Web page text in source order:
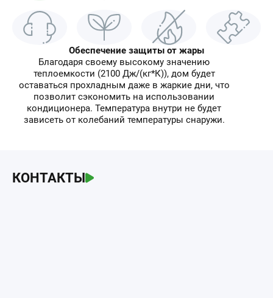
Обеспечение защиты от жары
Благодаря своему высокому значению
теплоемкости (2100 Дж/(кг*К)), дом будет
оставаться прохладным даже в жаркие дни, что
позволит сэкономить на использовании
кондиционера. Температура внутри не будет
зависеть от колебаний температуры снаружи.
КОНТАКТЫ